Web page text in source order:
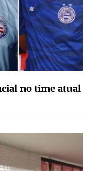
no time atual